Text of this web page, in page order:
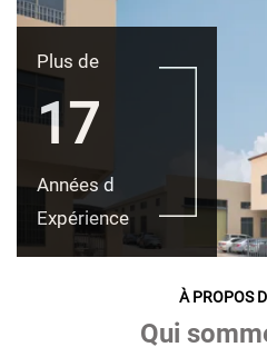
Plus de
17
Années d
Expérience
À PROPOS
Qui